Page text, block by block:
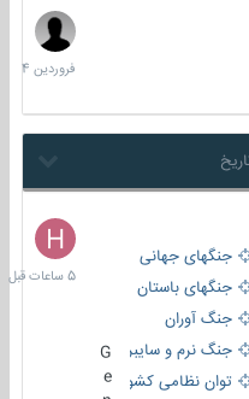
29
فروردین
1404
جنگهای جهانی
جنگهای باستان
جنگ آوران
جنگ نرم و سایبری
توان نظامی کشورها
5
ساعات
قبل